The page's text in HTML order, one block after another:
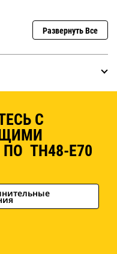
Развернуть Все
С
TH48-E70